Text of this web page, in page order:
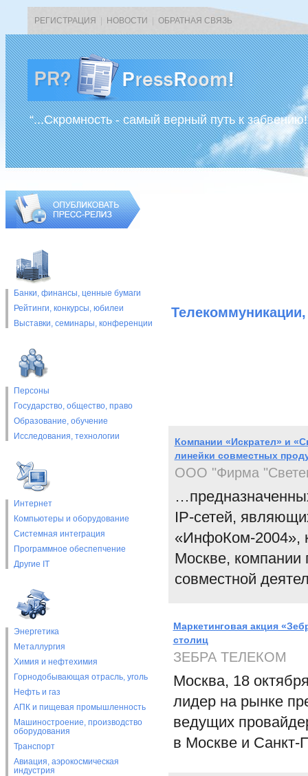
РЕГИСТРАЦИЯ НОВОСТИ ОБРАТНАЯ СВЯЗЬ
“...Скромность - самый верный путь к
Банки, финансы, ценные бумаги
Рейтинги, конкурсы, юбилеи
Выставки, cеминары, конференции
Персоны
Государство, общество, право
Образование, обучение
Исследования, технологии
Интернет
Компьютеры и оборудование
Системная интеграция
Программное обеспепчение
Другие IT
Энергетика
Металлургия
Химия и нефтехимия
Горнодобывающая отрасль, уголь
Нефть и газ
АПК и пищевая промышленность
Машиностроение, производство
оборудования
Транспорт
Авиация, аэрокосмическая
индустрия
Компании «Искрaтел» и
линейки совместных
ООО "Фирма
IP-сетей,
«ИнфoКoм-2004»,
Москве, компании
совместной
Маркетинговая акция
столиц
ЗЕБРА ТЕЛЕКОМ
Москва, 18
лидер на рынке
ведущих
в Москве и Санкт-